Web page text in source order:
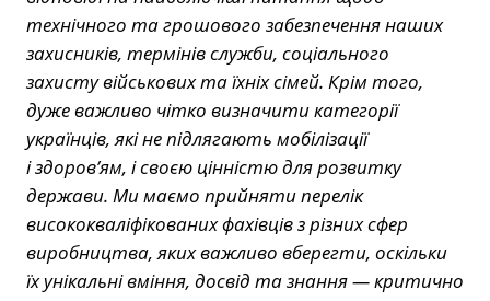
технічного та грошового забезпечення наших
захисників, термінів служби, соціального
захисту військових та їхніх сімей. Крім того,
дуже важливо чітко визначити категорії
українців, які не підлягають мобілізації
і здоров’ям, і своєю цінністю для розвитку
держави. Ми маємо прийняти перелік
висококваліфікованих фахівців з різних сфер
виробництва, яких важливо вберегти, оскільки
їх унікальні вміння, досвід та знання — критично